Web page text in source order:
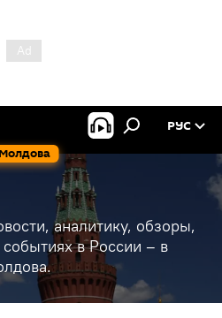
Молдова
РУС
аналитику, обзоры,
в России – в